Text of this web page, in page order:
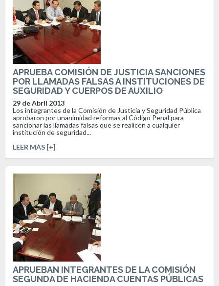
APRUEBA COMISIÓN DE JUSTICIA SANCIONES
POR LLAMADAS FALSAS A INSTITUCIONES DE
SEGURIDAD Y CUERPOS DE AUXILIO
29 de Abril 2013
Los integrantes de la Comisión de Justicia y Seguridad Pública
aprobaron por unanimidad reformas al Código Penal para
sancionar las llamadas falsas que se realicen a cualquier
institución de seguridad...
LEER MÁS [+]
APRUEBAN INTEGRANTES DE LA COMISIÓN
SEGUNDA DE HACIENDA CUENTAS PÚBLICAS